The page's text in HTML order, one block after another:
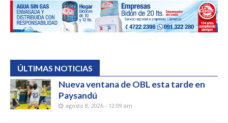
ÚLTIMAS NOTICIAS
Nueva ventana de OBL esta tarde en
Paysandú
agosto 8, 2026 - 12:09 am